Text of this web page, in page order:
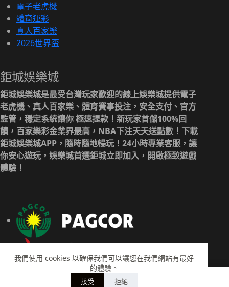
我們使用 cookies 以確保我們可以讓您在我們網站有最好
的體驗。
接受 拒絕
電子老虎機
體育運彩
真人百家樂
2026世界盃
鉅城娛樂城
鉅城娛樂城是最受台灣玩家歡迎的線上娛樂城提供電子
老虎機、真人百家樂、體育賽事投注，安全支付、官方
監管，穩定系統讓你 極速提款！新玩家首儲100%回
饋，百家樂彩金業界最高，NBA下注天天送點數！下載
鉅城娛樂城APP，隨時隨地暢玩！24小時專業客服，讓
你安心遊玩，娛樂城首選鉅城立即加入，開啟極致遊戲
體驗！